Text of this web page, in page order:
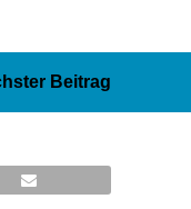
Beitrag